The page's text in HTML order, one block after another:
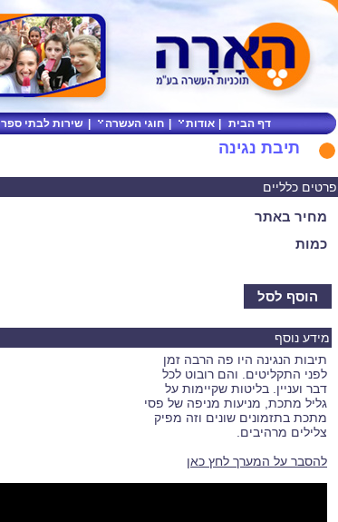
דף הבית אודות חוגי העשרה שירות לבתי ספר
תיבת נגינה
פרטים כלליים
מחיר באתר
כמות
הוסף לסל
מידע נוסף
תיבות הנגינה היו פה הרבה זמן
לפני התקליטים. והם רובוט לכל
דבר ועניין. בליטות שקיימות על
גליל מתכת, מניעות מניפה של פסי
מתכת בתזמונים שונים וזה מפיק
צלילים מרהיבים.
להסבר על המערך לחץ כאן